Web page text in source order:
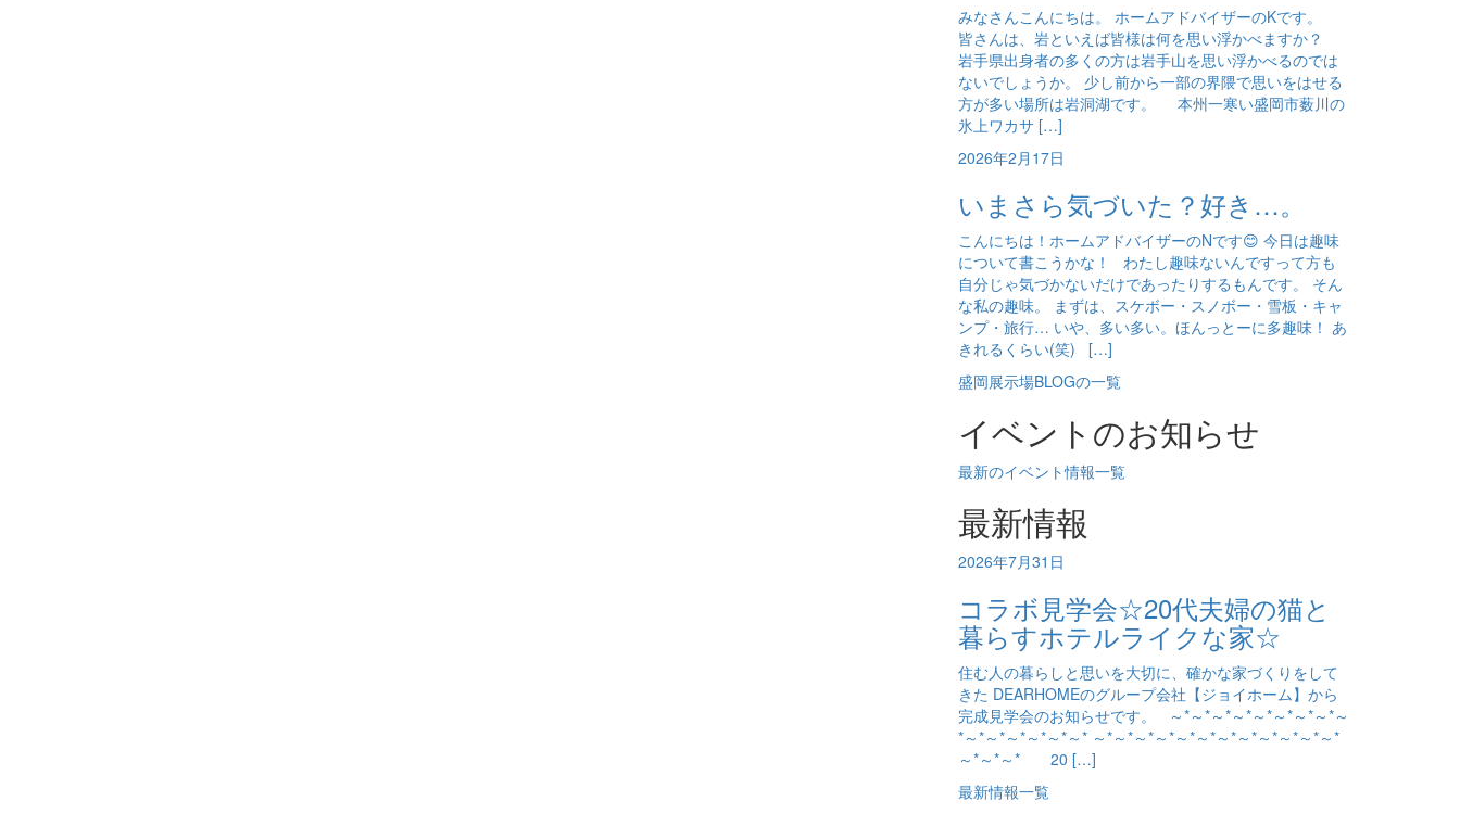
みなさんこんにちは。 ホームアドバイザーのKです。
皆さんは、岩といえば皆様は何を思い浮かべますか？
岩手県出身者の多くの方は岩手山を思い浮かべるのでは
ないでしょうか。 少し前から一部の界隈で思いをはせる
方が多い場所は岩洞湖です。 本州一寒い盛岡市薮川の
氷上ワカサ […]
2026年2月17日
いまさら気づいた？好き…。
こんにちは！ホームアドバイザーのNです😊 今日は趣味
について書こうかな！ わたし趣味ないんですって方も
自分じゃ気づかないだけであったりするもんです。 そん
な私の趣味。 まずは、スケボー・スノボー・雪板・キャ
ンプ・旅行… いや、多い多い。ほんっとーに多趣味！ あ
きれるくらい(笑) […]
盛岡展示場BLOGの一覧
イベントのお知らせ
最新のイベント情報一覧
最新情報
2026年7月31日
コラボ見学会☆20代夫婦の猫と
暮らすホテルライクな家☆
住む人の暮らしと思いを大切に、確かな家づくりをして
きた DEARHOMEのグループ会社【ジョイホーム】から
完成見学会のお知らせです。 ～*～*～*～*～*～*～*～*～
*～*～*～*～*～*～* ～*～*～*～*～*～*～*～*～*～*～*～*
～*～*～* 20 […]
最新情報一覧